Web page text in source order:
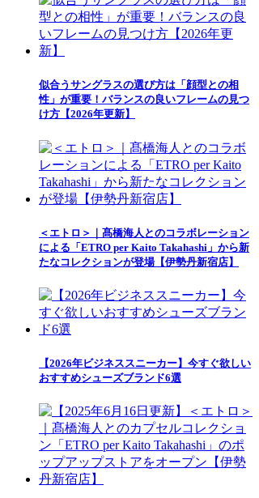
似合うサングラスの選び方は「顔型との相
性」が重要！バランスの良いフレームの見つ
け方【2026年更新】
＜エトロ＞｜髙橋海人とのコラボレーション
による「ETRO per Kaito Takahashi」から新
たなコレクションが登場【伊勢丹新宿店】
【2026年ビジネススニーカー】今すぐ欲しい
おすすめシューズブランド6選